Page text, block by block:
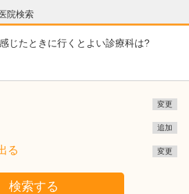
院検索
じたときに行くとよい診療科は?
変更
追加
る 変更
検索する